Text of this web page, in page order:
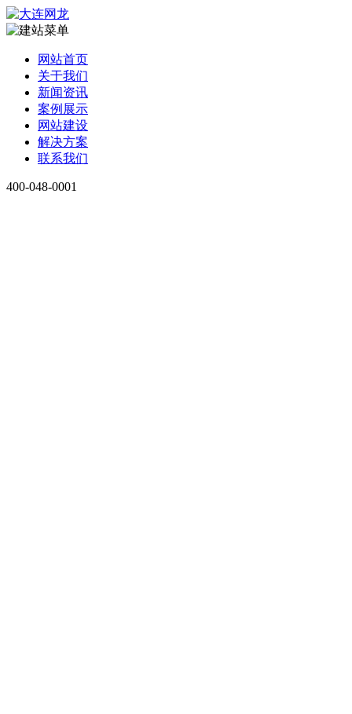
网站首页
关于我们
新闻资讯
案例展示
网站建设
解决方案
联系我们
400-048-0001